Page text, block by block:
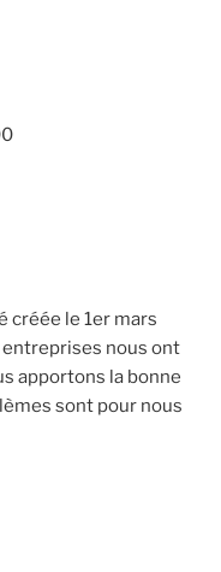
créée le 1er mars
entreprises nous ont
apportons la bonne
sont pour nous